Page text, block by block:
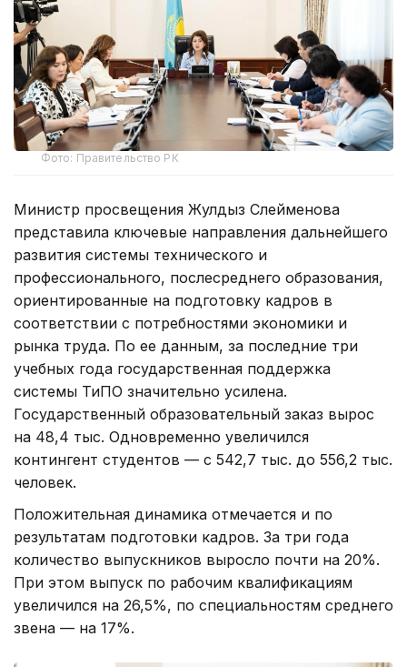
Фото: Правительство РК
Министр просвещения Жулдыз Сүлейменова
представила ключевые направления дальнейшего
развития системы технического и
профессионального, послесреднего образования,
ориентированные на подготовку кадров в
соответствии с потребностями экономики и
рынка труда. По ее данным, за последние три
учебных года государственная поддержка
системы ТиПО значительно усилена.
Государственный образовательный заказ вырос
на 48,4 тыс. Одновременно увеличился
контингент студентов — с 542,7 тыс. до 556,2 тыс.
человек.
Положительная динамика отмечается и по
результатам подготовки кадров. За три года
количество выпускников выросло почти на 20%.
При этом выпуск по рабочим квалификациям
увеличился на 26,5%, по специальностям среднего
звена — на 17%.